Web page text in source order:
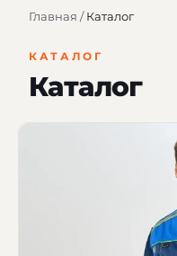
Главная /Каталог
КАТАЛОГ
Каталог